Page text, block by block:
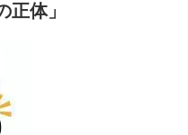
体」